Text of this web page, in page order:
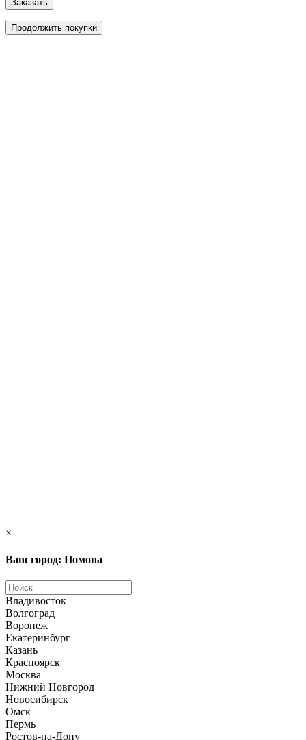
Заказать
Продолжить покупки
×
Ваш город: Помона
Владивосток
Волгоград
Воронеж
Екатеринбург
Казань
Красноярск
Москва
Нижний Новгород
Новосибирск
Омск
Пермь
Ростов-на-Дону